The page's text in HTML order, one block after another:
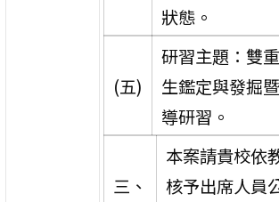
狀態。
(五)
研習主題：雙
生鑑定與發掘
導研習。
三、
本案請貴校依
核予出席人員